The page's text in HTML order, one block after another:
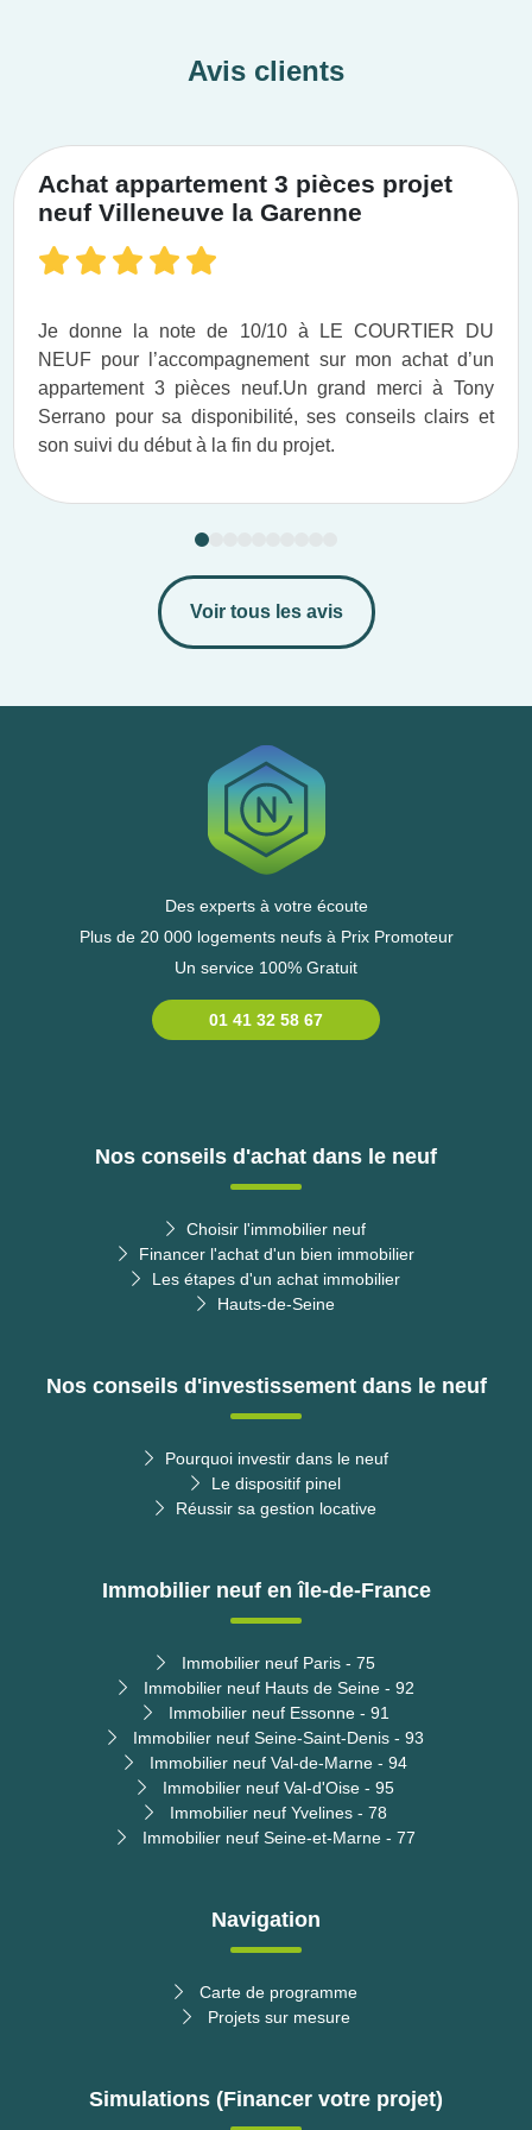
Strasbourg la LGV Est européen ou le TER Alsace.
INVESTIR EN BAS-RHIN(67)
Les programmes neufs en Bas-Rhin
région Grand Est. Ils attirent facilement des locataires
à la recherche d’un cadre de vie dynamique et
attractif. Ils s’entourent de nombreux patrimoines
culturels, historiques, naturels, infrastructures
sportives, éducatives et sont desservis par de
Censi-Bouvard, PTZ, etc.
Le Courtier du Neuf sélectionne pour vous des
appartements neufs en Bas-Rhin
à prix promoteur,
investir dans le 67.
Avis clients
Achat appartement 3 pièces projet
neuf Villeneuve la Garenne
Je donne la note de 10/10 à LE COURTIER DU
NEUF pour l’accompagnement sur mon achat d’un
appartement 3 pièces neuf.​ Un grand merci à Tony
Serrano pour sa disponibilité, ses conseils clairs et
son suivi du début à la fin du projet.​
Voir tous les avis
Des experts à votre écoute
Plus de 20 000 logements neufs à Prix Promoteur
Un service 100% Gratuit
01 41 32 58 67
Nos conseils d'achat dans le neuf
Choisir l'immobilier neuf
Financer l'achat d'un bien immobilier
Les étapes d'un achat immobilier
Hauts-de-Seine
Nos conseils d'investissement dans le neuf
Pourquoi investir dans le neuf
Le dispositif pinel
Réussir sa gestion locative
Immobilier neuf en île-de-France
Immobilier neuf Paris - 75
Immobilier neuf Hauts de Seine - 92
Immobilier neuf Essonne - 91
Immobilier neuf Seine-Saint-Denis - 93
Immobilier neuf Val-de-Marne - 94
Immobilier neuf Val-d'Oise - 95
Immobilier neuf Yvelines - 78
Immobilier neuf Seine-et-Marne - 77
Navigation
Carte de programme
Projets sur mesure
Simulations (Financer votre projet)